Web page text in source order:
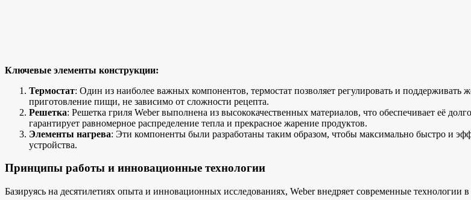
Ключевые элементы конструкции:
Термостат: Один из наиболее важных компонентов, термостат позволяет регулировать и
приготовление пищи, не зависимо от сложности рецепта.
Решетка: Решетка гриля Weber выполнена из высококачественных материалов, что обеспечивает её
гарантирует равномерное распределение тепла и прекрасное жарение продуктов.
Элементы нагрева: Эти компоненты были разработаны таким образом, чтобы максимально быстро и
устройства.
Принципы работы и инновационные технологии
Базируясь на десятилетиях опыта и инновационных исследованиях, Weber внедряет современные технологии